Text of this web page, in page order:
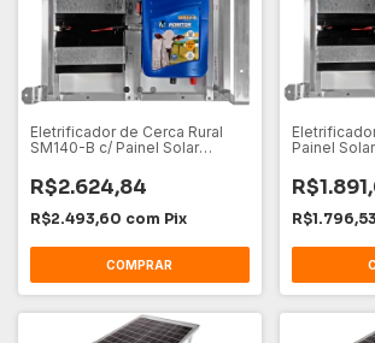
Eletrificador de Cerca Rural
SM140-B c/ Painel Solar
R$2.624,84
R$2.493,60 com Pix
Painel
R$1.796,53